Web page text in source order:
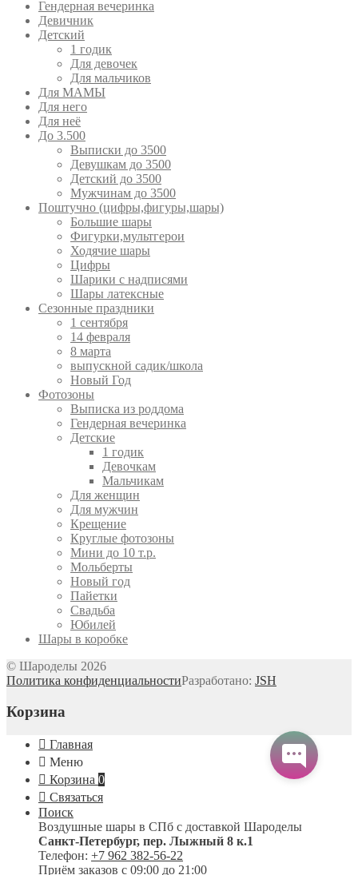
Гендерная вечеринка
Девичник
Детский
1 годик
Для девочек
Для мальчиков
Для МАМЫ
Для него
Для неё
До 3.500
Выписки до 3500
Девушкам до 3500
Детский до 3500
Мужчинам до 3500
Поштучно (цифры,фигуры,шары)
Большие шары
Фигурки,мультгерои
Ходячие шары
Цифры
Шарики с надписями
Шары латексные
Сезонные праздники
1 сентября
14 февраля
8 марта
выпускной садик/школа
Новый Год
Фотозоны
Выписка из роддома
Гендерная вечеринка
Детские
1 годик
Девочкам
Мальчикам
Для женщин
Для мужчин
Крещение
Круглые фотозоны
Мини до 10 т.р.
Мольберты
Новый год
Пайетки
Свадьба
Юбилей
Шары в коробке
© Шароделы 2026
Политика конфиденциальностиРазработано: JSH
Корзина
Главная
Меню
Корзина 0
Связаться
Поиск
Воздушные шары в СПб с доставкой Шароделы
Санкт-Петербург, пер. Лыжный 8 к.1
Телефон: +7 962 382-56-22
Приём заказов с 09:00 до 21:00